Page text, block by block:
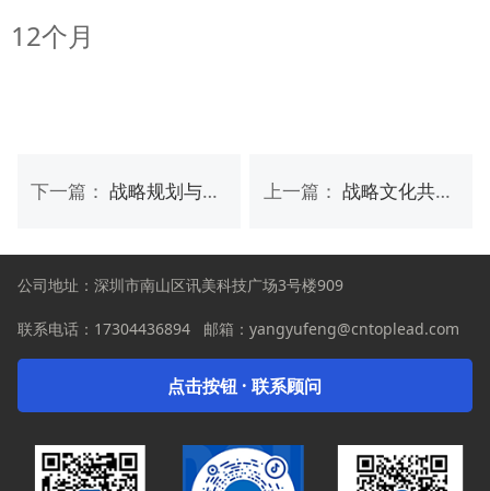
12个月
上一篇： 战略文化共识与落地研习会
下一篇：战略规划与商业模式设计
公司地址：深圳市南山区讯美科技广场3号楼909
联系电话： 17304436894 邮箱：yangyufeng@cntoplead.com
点击按钮 · 联系顾问